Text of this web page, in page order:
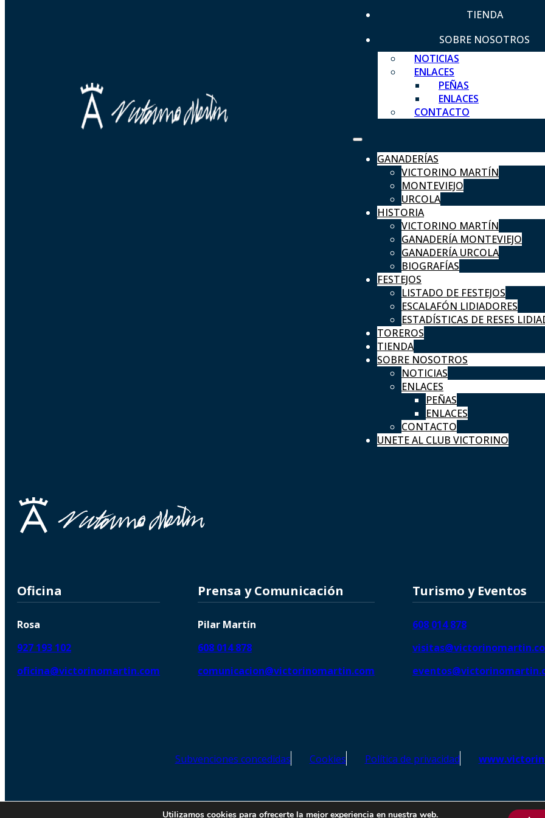
TIENDA
SOBRE NOSOTROS
NOTICIAS
ENLACES
PEÑAS
ENLACES
CONTACTO
GANADERÍAS
VICTORINO MARTÍN
MONTEVIEJO
URCOLA
HISTORIA
VICTORINO MARTÍN
GANADERÍA MONTEVIEJO
GANADERÍA URCOLA
BIOGRAFÍAS
FESTEJOS
LISTADO DE FESTEJOS
ESCALAFÓN LIDIADORES
ESTADÍSTICAS DE RESES
TOREROS
TIENDA
SOBRE NOSOTROS
NOTICIAS
ENLACES
PEÑAS
ENLACES
CONTACTO
UNETE AL CLUB VICTORINO
Oficina
Rosa
927 193 102
oficina@victorinomartin.com
Prensa y Comunicación
Pilar Martín
608 014 878
comunicacion@victorinomartin.com
Turismo y Eventos
608 014 878
Subvenciones concedidas Cookies Política de privacidad
© 2026 Copyright © | Victorino Martín – Todos los derechos reservados | SEO de Agencia
Utilizamos cookies para ofrecerte la mejor experiencia en nuestra web.